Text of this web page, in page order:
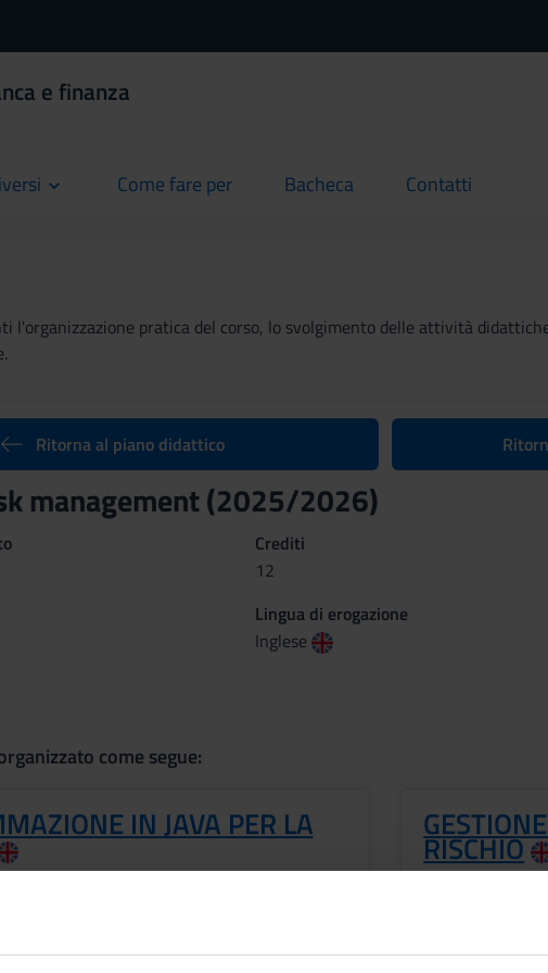
e finanza
Come fare per
current Bacheca
current Contatti
current
l'organizzazione pratica del corso, lo svolgimento delle attività
Ritorna al piano didattico
management (2025/2026)
Crediti
12
Lingua di erogazione
Inglese
come segue:
IN JAVA PER LA
RISCHIO
Docenti